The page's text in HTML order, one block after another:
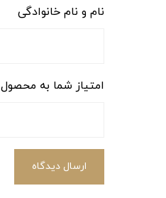
نام و نام خانوادگی
امتیاز شما به محصول
ارسال دیدگاه